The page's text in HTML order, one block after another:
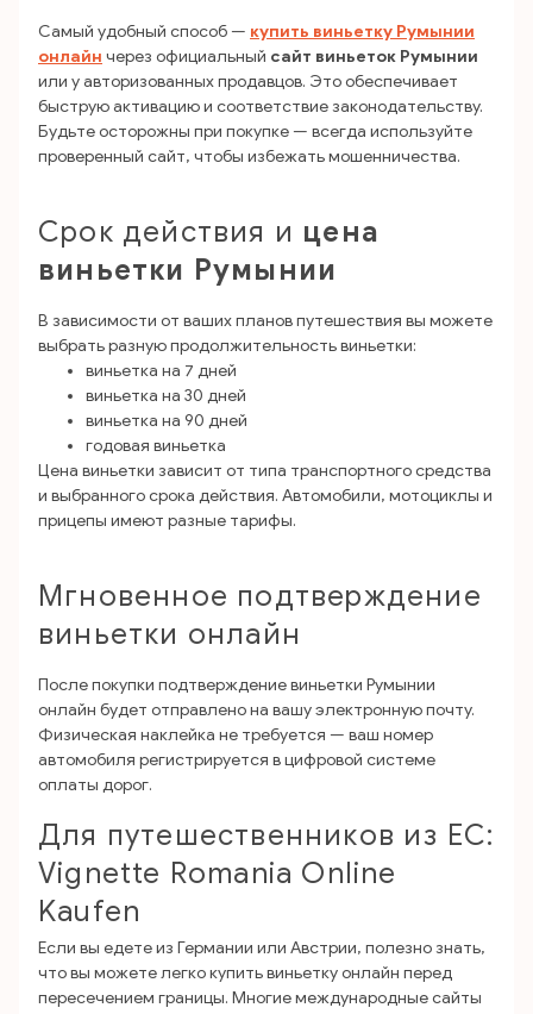
Самый удобный способ — купить виньетку Румынии
онлайн через официальный сайт виньеток Румынии
или у авторизованных продавцов. Это обеспечивает
быструю активацию и соответствие законодательству.
Будьте осторожны при покупке — всегда используйте
проверенный сайт, чтобы избежать мошенничества.
Срок действия и цена
виньетки Румынии
В зависимости от ваших планов путешествия вы можете
выбрать разную продолжительность виньетки:
виньетка на 7 дней
виньетка на 30 дней
виньетка на 90 дней
годовая виньетка
Цена виньетки зависит от типа транспортного средства
и выбранного срока действия. Автомобили, мотоциклы и
прицепы имеют разные тарифы.
Мгновенное подтверждение
виньетки онлайн
После покупки подтверждение виньетки Румынии
онлайн будет отправлено на вашу электронную почту.
Физическая наклейка не требуется — ваш номер
автомобиля регистрируется в цифровой системе
оплаты дорог.
Для путешественников из ЕС:
Vignette Romania Online
Kaufen
Если вы едете из Германии или Австрии, полезно знать,
что вы можете легко купить виньетку онлайн перед
пересечением границы. Многие международные сайты